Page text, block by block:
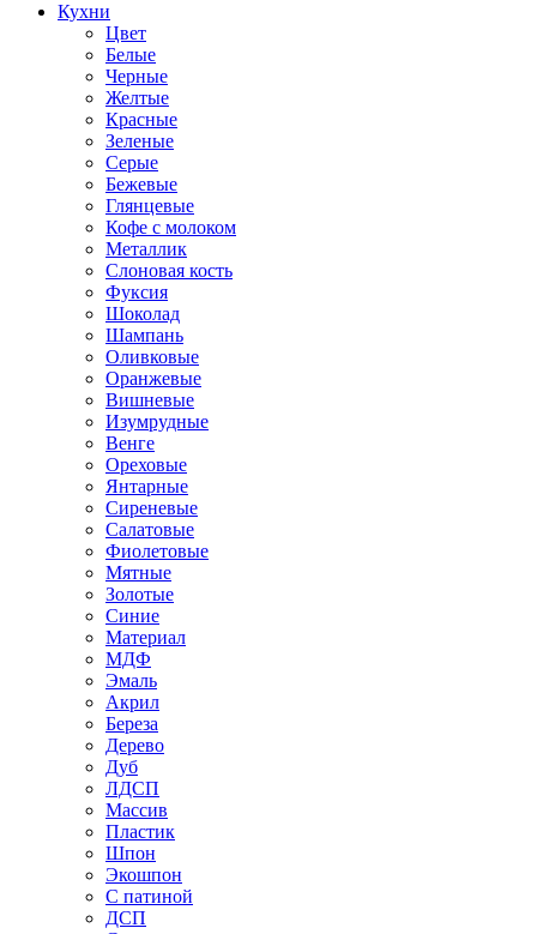
Кухни
Цвет
Белые
Черные
Желтые
Красные
Зеленые
Серые
Бежевые
Глянцевые
Кофе с молоком
Металлик
Слоновая кость
Фуксия
Шоколад
Шампань
Оливковые
Оранжевые
Вишневые
Изумрудные
Венге
Ореховые
Янтарные
Сиреневые
Салатовые
Фиолетовые
Мятные
Золотые
Синие
Материал
МДФ
Эмаль
Акрил
Береза
Дерево
Дуб
ЛДСП
Массив
Пластик
Шпон
Экошпон
С патиной
ДСП